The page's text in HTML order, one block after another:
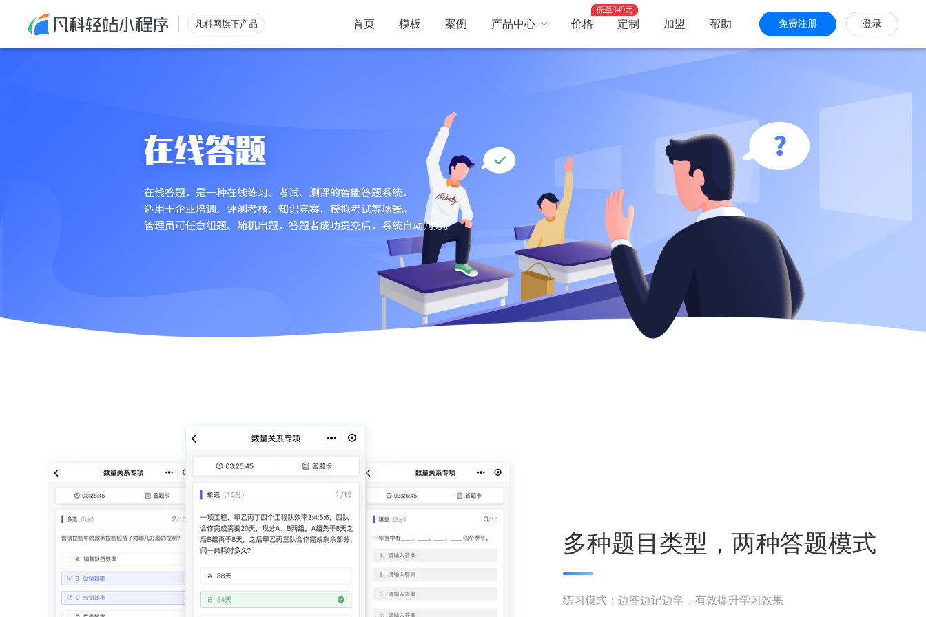
凡科网旗下产品 首页 模板 案例 产品中心
快手小程序
服务预约
互动 万能表单 查询系统 留言板 闯关打卡 投票活动 在线答题 计算报价 信息发布
营销 集call解锁 新人有礼 优惠券 推广员
员工权限
价格
低至349元
定制 加盟 帮助 免费注册 登录
多种题目类型，两种答题模式
练习模式：边答边记边学，有效提升学习效果